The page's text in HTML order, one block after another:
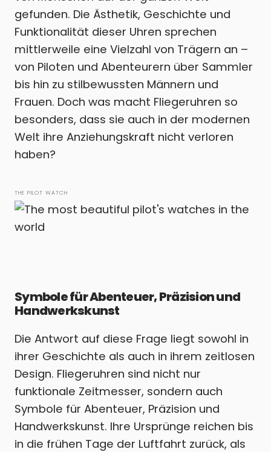
gefunden. Die Ästhetik, Geschichte und
Funktionalität dieser Uhren sprechen
mittlerweile eine Vielzahl von Trägern an –
von Piloten und Abenteurern über Sammler
bis hin zu stilbewussten Männern und
Frauen. Doch was macht Fliegeruhren so
besonders, dass sie auch in der modernen
Welt ihre Anziehungskraft nicht verloren
haben?
THE PILOT WATCH
Symbole für Abenteuer, Präzision und
Handwerkskunst
Die Antwort auf diese Frage liegt sowohl in
ihrer Geschichte als auch in ihrem zeitlosen
Design. Fliegeruhren sind nicht nur
funktionale Zeitmesser, sondern auch
Symbole für Abenteuer, Präzision und
Handwerkskunst. Ihre Ursprünge reichen bis
in die frühen Tage der Luftfahrt zurück, als